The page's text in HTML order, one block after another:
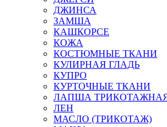
ДЖИНСА
ЗАМША
КАШКОРСЕ
КОЖА
КОСТЮМНЫЕ ТКАНИ
КУЛИРНАЯ ГЛАДЬ
КУПРО
КУРТОЧНЫЕ ТКАНИ
ЛАПША
ЛЕН
МАСЛО (ТРИКОТАЖ)